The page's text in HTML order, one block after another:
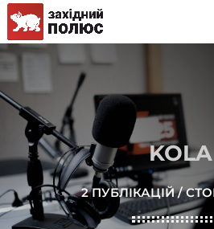
KOLA
2 ПУБЛІКАЦІЙ /